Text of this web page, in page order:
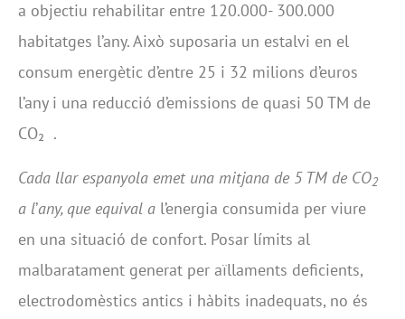
a objectiu rehabilitar entre 120.000- 300.000
habitatges l’any. Això suposaria un estalvi en el
consum energètic d’entre 25 i 32 milions d’euros
l’any i una reducció d’emissions de quasi 50 TM de
CO₂ .
Cada llar espanyola emet una mitjana de 5 TM de CO2
a l’any, que equival a l’energia consumida per viure
en una situació de confort. Posar límits al
malbaratament generat per aïllaments deficients,
electrodomèstics antics i hàbits inadequats, no és